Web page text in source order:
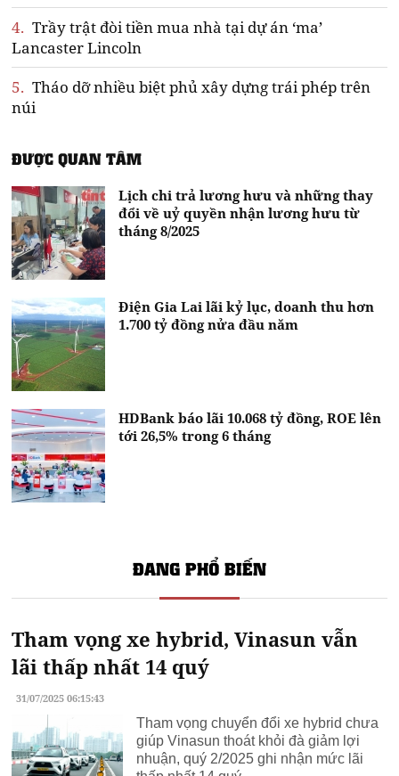
4. Trầy trật đòi tiền mua nhà tại dự án ‘ma’
Lancaster Lincoln
5. Tháo dỡ nhiều biệt phủ xây dựng trái phép trên
núi
ĐƯỢC QUAN TÂM
Lịch chi trả lương hưu và những thay
đổi về uỷ quyền nhận lương hưu từ
tháng 8/2025
Điện Gia Lai lãi kỷ lục, doanh thu hơn
1.700 tỷ đồng nửa đầu năm
HDBank báo lãi 10.068 tỷ đồng, ROE lên
tới 26,5% trong 6 tháng
ĐANG PHỔ BIẾN
Tham vọng xe hybrid, Vinasun vẫn
lãi thấp nhất 14 quý
31/07/2025 06:15:43
Tham vọng chuyển đổi xe hybrid chưa
giúp Vinasun thoát khỏi đà giảm lợi
nhuận, quý 2/2025 ghi nhận mức lãi